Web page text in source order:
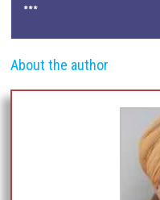
***
About the author